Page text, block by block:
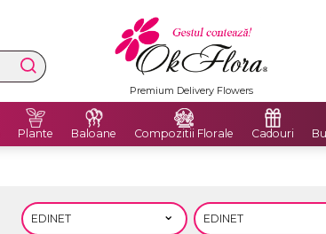
Livrăm flori în Moldova și România
Plante Baloane Compozitii Florale Cadouri